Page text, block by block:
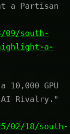
a Partisan
09/south-
a-
10,000 GPU
AI Rivalry."
02/18/south-